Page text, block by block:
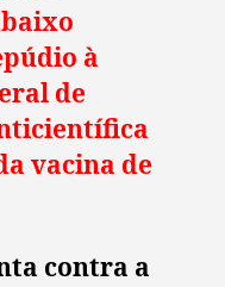
à
de
vacina de
contra a